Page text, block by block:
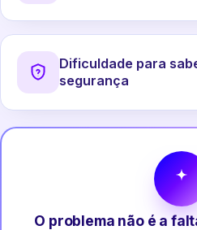
Dificuldade para
segurança
O problema não é a